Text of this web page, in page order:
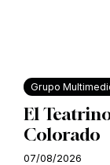
Grupo
El
Colorado
07/08/2026